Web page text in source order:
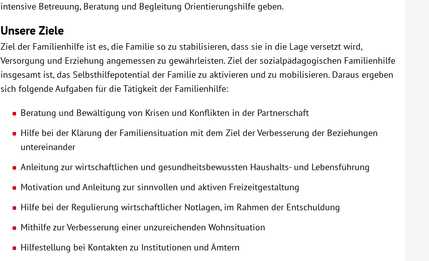
intensive Betreuung, Beratung und Begleitung Orientierungshilfe geben.
Unsere Ziele
Ziel der Familienhilfe ist es, die Familie so zu stabilisieren, dass sie in die Lage versetzt wird,
Versorgung und Erziehung angemessen zu gewährleisten. Ziel der sozialpädagogischen Familienhilfe
insgesamt ist, das Selbsthilfepotential der Familie zu aktivieren und zu mobilisieren. Daraus ergeben
sich folgende Aufgaben für die Tätigkeit der Familienhilfe:
Beratung und Bewältigung von Krisen und Konflikten in der Partnerschaft
Hilfe bei der Klärung der Familiensituation mit dem Ziel der Verbesserung der Beziehungen
untereinander
Anleitung zur wirtschaftlichen und gesundheitsbewussten Haushalts- und Lebensführung
Motivation und Anleitung zur sinnvollen und aktiven Freizeitgestaltung
Hilfe bei der Regulierung wirtschaftlicher Notlagen, im Rahmen der Entschuldung
Mithilfe zur Verbesserung einer unzureichenden Wohnsituation
Hilfestellung bei Kontakten zu Institutionen und Ämtern